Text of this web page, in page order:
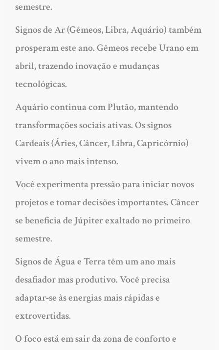
semestre.
Signos de Ar(Gêmeos, Libra, Aquário) também
prosperam este ano. Gêmeos recebe Urano em
abril, trazendo inovação e mudanças
tecnológicas.
Aquário continua com Plutão, mantendo
transformações sociais ativas. Ossignos
Cardeais(Áries, Câncer, Libra, Capricórnio)
vivem o ano mais intenso.
Você experimenta pressão para iniciar novos
projetos e tomar decisões importantes. Câncer
se beneficia de Júpiter exaltado no primeiro
semestre.
Signos de Água e Terratêm um ano mais
desafiador mas produtivo. Você precisa
adaptar-se às energias mais rápidas e
extrovertidas.
O foco está em sair da zona de conforto e